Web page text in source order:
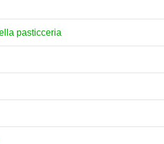
pasticceria